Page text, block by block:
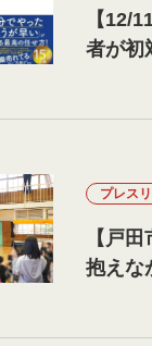
【12/
者が初
プレス
【戸
抱えな